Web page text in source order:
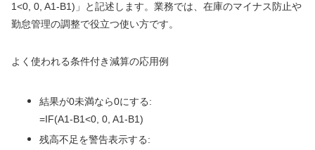
1<0, 0, A1-B1)」と記述します。業務では、在庫のマイナス防止や
勤怠管理の調整で役立つ使い方です。
よく使われる条件付き減算の応用例
結果が0未満なら0にする:
=IF(A1-B1<0, 0, A1-B1)
残高不足を警告表示する: